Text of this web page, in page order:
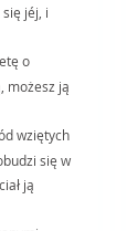
jéj, i
o
możesz ją
wziętych
się w
ją